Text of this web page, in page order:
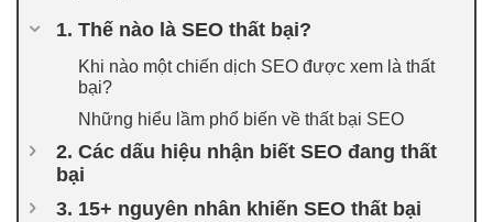
1. Thế nào là SEO thất bại?
Khi nào một chiến dịch SEO được xem là thất
bại?
Những hiểu lầm phổ biến về thất bại SEO
2. Các dấu hiệu nhận biết SEO đang thất
bại
3. 15+ nguyên nhân khiến SEO thất bại